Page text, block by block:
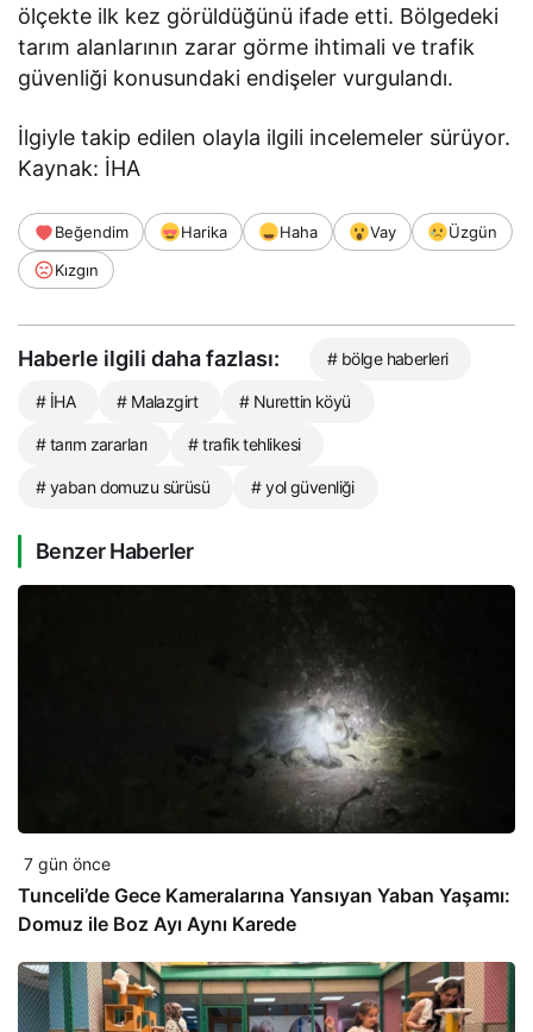
ölçekte ilk kez görüldüğünü ifade etti. Bölgedeki
tarım alanlarının zarar görme ihtimali ve trafik
güvenliği konusundaki endişeler vurgulandı.
İlgiyle takip edilen olayla ilgili incelemeler sürüyor.
Kaynak: İHA
Beğendim Harika Haha Vay
Üzgün
Kızgın
Haberle ilgili daha fazlası: # bölge haberleri
# İHA # Malazgirt # Nurettin köyü
# tarım zararları # trafik tehlikesi
# yaban domuzu sürüsü # yol güvenliği
Benzer Haberler
7 gün önce
Tunceli’de Gece Kameralarına Yansıyan Yaban Yaşamı:
Domuz ile Boz Ayı Aynı Karede